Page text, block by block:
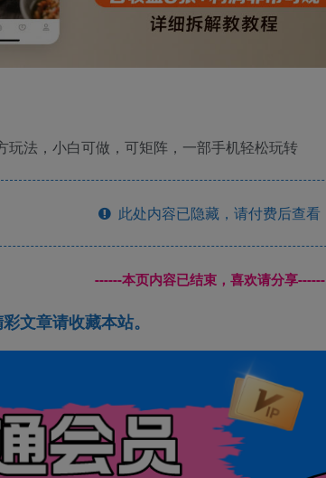
玩法，小白可做，可矩阵，一部手机轻松玩转
此处内容已隐藏，请付费后查看
------本页内容已结束，喜欢请分享------
文章请收藏本站。